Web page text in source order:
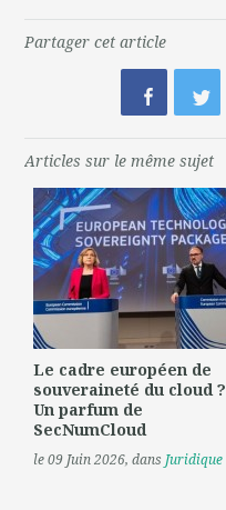
Partager cet article
Articles sur le même sujet
Le cadre européen de
souveraineté du cloud ?
Un parfum de
SecNumCloud
le 09 Juin 2026, dans Juridique